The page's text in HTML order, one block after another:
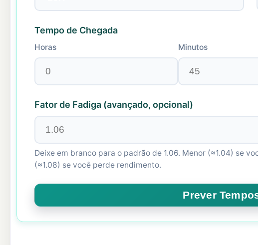
Tempo de Chegada
Horas Minutos
Fator de Fadiga (avançado, opcional)
Deixe em branco para o padrão de 1.06. Menor (≈1.04) se
(≈1.08) se você perde rendimento.